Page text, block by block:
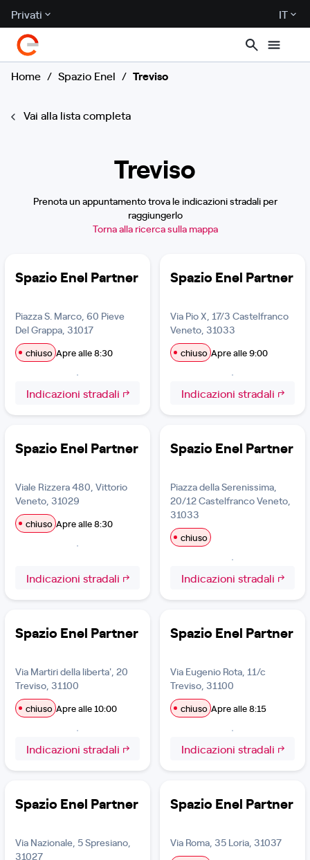
Privati IT
Home / Spazio Enel / Treviso
Vai alla lista completa
Treviso
Prenota un appuntamento trova le indicazioni stradali per
raggiungerlo
Torna alla ricerca sulla mappa
Spazio Enel Partner
Piazza S. Marco, 60 Pieve
Del Grappa, 31017
chiuso Apre alle 8:30
Indicazioni stradali
Spazio Enel Partner
Via Pio X, 17/3 Castelfranco
Veneto, 31033
chiuso Apre alle 9:00
Indicazioni stradali
Spazio Enel Partner
Viale Rizzera 480, Vittorio
Veneto, 31029
chiuso Apre alle 8:30
Indicazioni stradali
Spazio Enel Partner
Piazza della Serenissima,
20/12 Castelfranco Veneto,
31033
chiuso
Indicazioni stradali
Spazio Enel Partner
Via Martiri della liberta', 20
Treviso, 31100
chiuso Apre alle 10:00
Indicazioni stradali
Spazio Enel Partner
Via Eugenio Rota, 11/c
Treviso, 31100
chiuso Apre alle 8:15
Indicazioni stradali
Spazio Enel Partner
Via Nazionale, 5 Spresiano,
31027
Spazio Enel Partner
Via Roma, 35 Loria, 31037